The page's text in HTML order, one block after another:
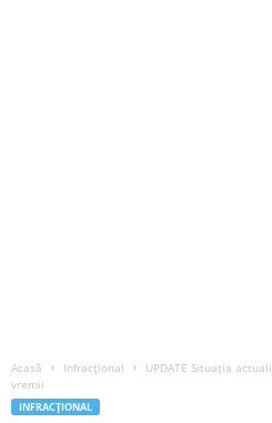
Acasă Infracțional
UPDATE Situația
vremii
INFRACȚIONAL